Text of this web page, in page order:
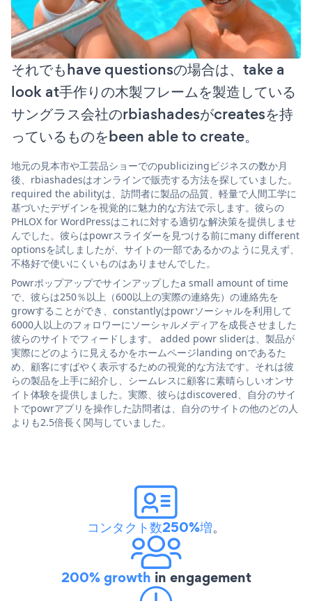
それでもhave questionsの場合は、take a
look at手作りの木製フレームを製造している
サングラス会社のrbiashadesがcreatesを持
っているものをbeen able to create。
地元の見本市や工芸品ショーでのpublicizingビジネスの数か月
後、rbiashadesはオンラインで販売する方法を探していました。
required the abilityは、訪問者に製品の品質、軽量で人間工学に
基づいたデザインを視覚的に魅力的な方法で示します。彼らの
PHLOX for WordPressはこれに対する適切な解決策を提供しませ
んでした。彼らはpowrスライダーを見つける前にmany different
optionsを試しましたが、サイトの一部であるかのように見えず、
不格好で使いにくいものはありませんでした。
Powrポップアップでサインアップしたa small amount of time
で、彼らは250％以上（600以上の実際の連絡先）の連絡先を
growすることができ、constantlyはpowrソーシャルを利用して
6000人以上のフォロワーにソーシャルメディアを成長させました
彼らのサイトでフィードします。 added powr sliderは、製品が
実際にどのように見えるかをホームページlanding onであるた
め、顧客にすばやく表示するための視覚的な方法です。それは彼
らの製品を上手に紹介し、シームレスに顧客に素晴らしいオンサ
イト体験を提供しました。実際、彼らはdiscovered、自分のサイ
トでpowrアプリを操作した訪問者は、自分のサイトの他のどの人
よりも2.5倍長く関与していました。
コンタクト数250%増。
200% growth in engagement